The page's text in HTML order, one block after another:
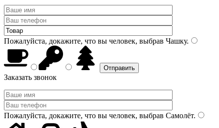
Пожалуйста, докажите, что вы человек, выбрав Чашку.
Заказать звонок
Пожалуйста, докажите, что вы человек, выбрав Самолёт.